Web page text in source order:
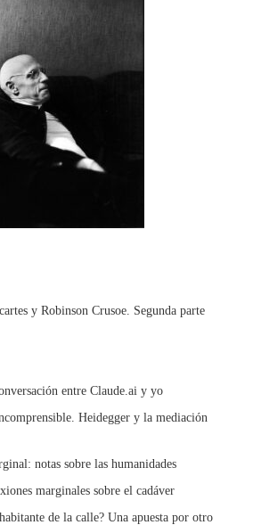
y Robinson Crusoe. Segunda parte
entre Claude.ai y yo
Heidegger y la mediación
notas sobre las humanidades
marginales sobre el cadáver
de la calle? Una apuesta por otro